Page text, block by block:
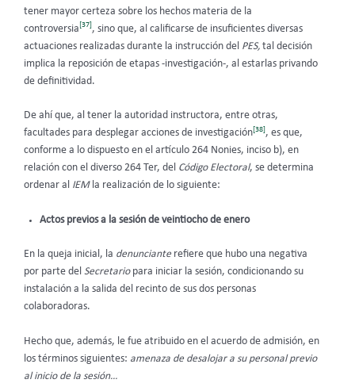
tener mayor certeza sobre los hechos materia de la
controversia [37] , sino que, al calificarse de insuficientes diversas
actuaciones realizadas durante la instrucción del PES, tal decisión
implica la reposición de etapas -investigación-, al estarlas privando
de definitividad.
De ahí que, al tener la autoridad instructora, entre otras,
facultades para desplegar acciones de investigación[38], es que,
conforme a lo dispuesto en el artículo 264 Nonies, inciso b), en
relación con el diverso 264 Ter, del Código Electoral, se determina
ordenar al IEM la realización de lo siguiente:
Actos previos a la sesión de veintiocho de enero
En la queja inicial, la denuncianterefiere que hubo una negativa
por parte del Secretariopara iniciar la sesión, condicionando su
instalación a la salida del recinto de sus dos personas
colaboradoras.
Hecho que, además, le fue atribuido en el acuerdo de admisión, en
los términos siguientes: amenaza de desalojar a su personal previo
al inicio de la sesión…